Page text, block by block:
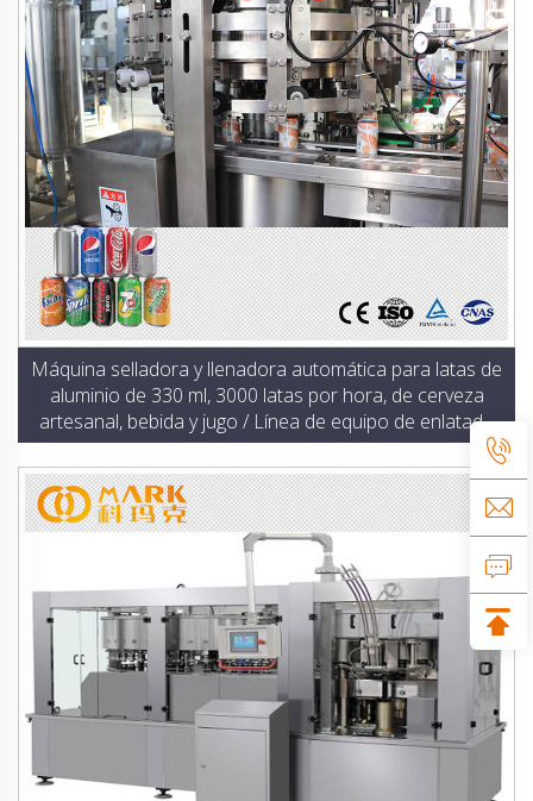
Máquina selladora y llenadora automática para latas de
aluminio de 330 ml, 3000 latas por hora, de cerveza
artesanal, bebida y jugo / Línea de equipo de enlatado
de cerveza